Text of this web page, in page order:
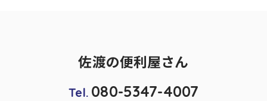
佐渡の便利屋さん
Tel. 080-5347-4007